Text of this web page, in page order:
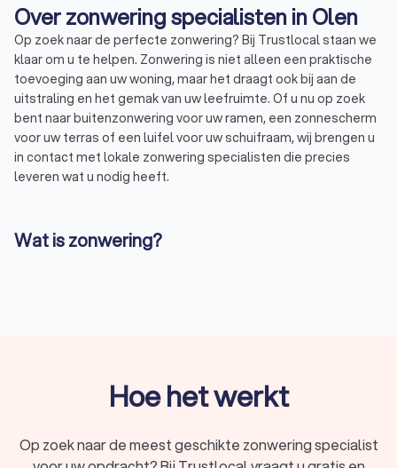
Over zonwering specialisten in Olen
Op zoek naar de perfecte zonwering? Bij Trustlocal staan we
klaar om u te helpen. Zonwering is niet alleen een praktische
toevoeging aan uw woning, maar het draagt ook bij aan de
uitstraling en het gemak van uw leefruimte. Of u nu op zoek
bent naar buitenzonwering voor uw ramen, een zonnescherm
voor uw terras of een luifel voor uw schuifraam, wij brengen u
in contact met lokale zonwering specialisten die precies
leveren wat u nodig heeft.
Wat is zonwering?
Het belang van zonwering
Zonwering speelt een belangrijke rol in het creëren van een
Hoe het werkt
Op zoek naar de meest geschikte zonwering specialist